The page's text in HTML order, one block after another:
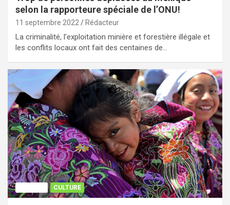
selon la rapporteure spéciale de l’ONU!
11 septembre 2022 Rédacteur
La criminalité, l’exploitation minière et forestière illégale et
les conflits locaux ont fait des centaines de…
CULTURE